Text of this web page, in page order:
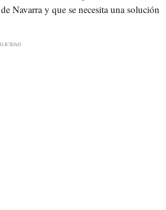
de Navarra y que se necesita una solución